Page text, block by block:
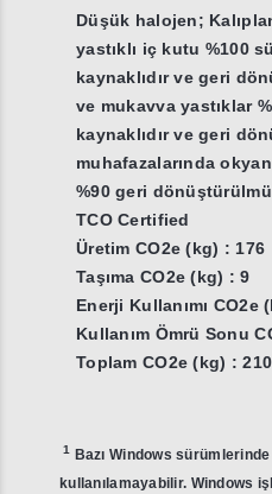
Düşük halojen;
yastıklı iç kutu %100
kaynaklıdır ve geri
ve mukavva yastıklar
kaynaklıdır ve geri
muhafazalarında
%90 geri
TCO Certified
Üretim CO2e (kg) : 176
Taşıma CO2e (kg) : 9
Enerji Kullanımı CO2e
Kullanım Ömrü Sonu
Toplam CO2e (kg) : 210
1 Bazı Windows
kullanılamayabilir. Windows